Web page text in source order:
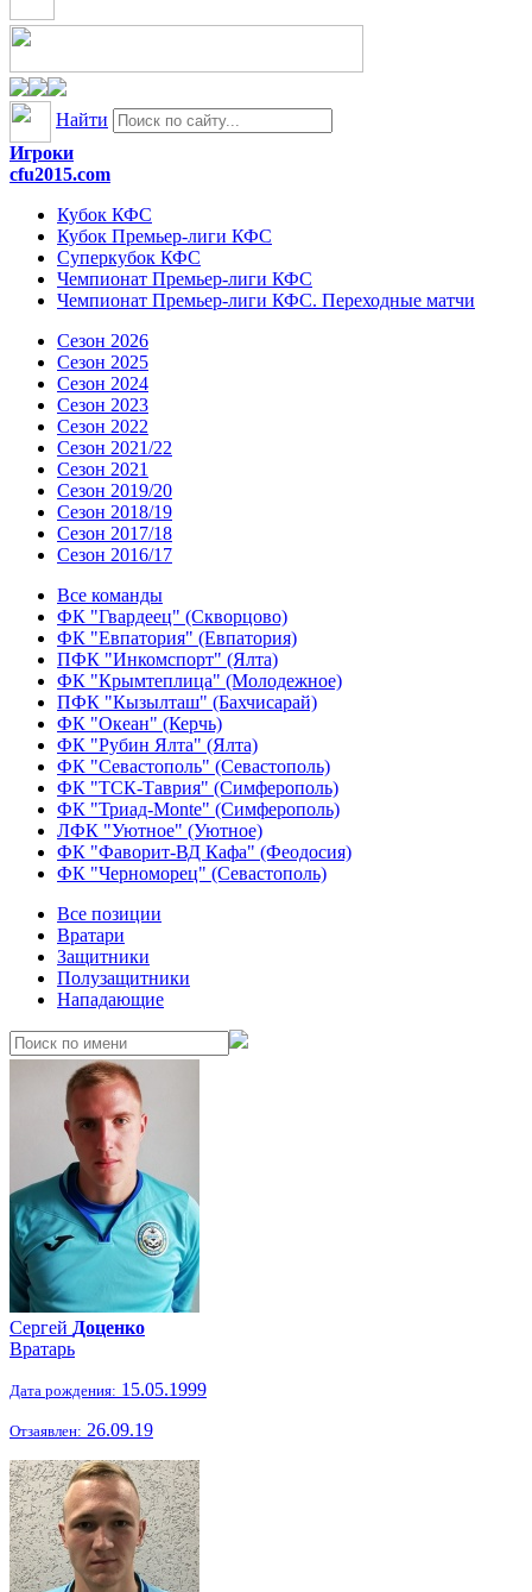
Найти
Игроки
cfu2015.com
Кубок КФС
Кубок Премьер-лиги КФС
Суперкубок КФС
Чемпионат Премьер-лиги КФС
Чемпионат Премьер-лиги КФС. Переходные матчи
Сезон 2026
Сезон 2025
Сезон 2024
Сезон 2023
Сезон 2022
Сезон 2021/22
Сезон 2021
Сезон 2019/20
Сезон 2018/19
Сезон 2017/18
Сезон 2016/17
Все команды
ФК "Гвардеец" (Скворцово)
ФК "Евпатория" (Евпатория)
ПФК "Инкомспорт" (Ялта)
ФК "Крымтеплица" (Молодежное)
ПФК "Кызылташ" (Бахчисарай)
ФК "Океан" (Керчь)
ФК "Рубин Ялта" (Ялта)
ФК "Севастополь" (Севастополь)
ФК "ТСК-Таврия" (Симферополь)
ФК "Триад-Monte" (Симферополь)
ЛФК "Уютное" (Уютное)
ФК "Фаворит-ВД Кафа" (Феодосия)
ФК "Черноморец" (Севастополь)
Все позиции
Вратари
Защитники
Полузащитники
Нападающие
Сергей Доценко
Вратарь
Дата рождения: 15.05.1999
Отзаявлен: 26.09.19